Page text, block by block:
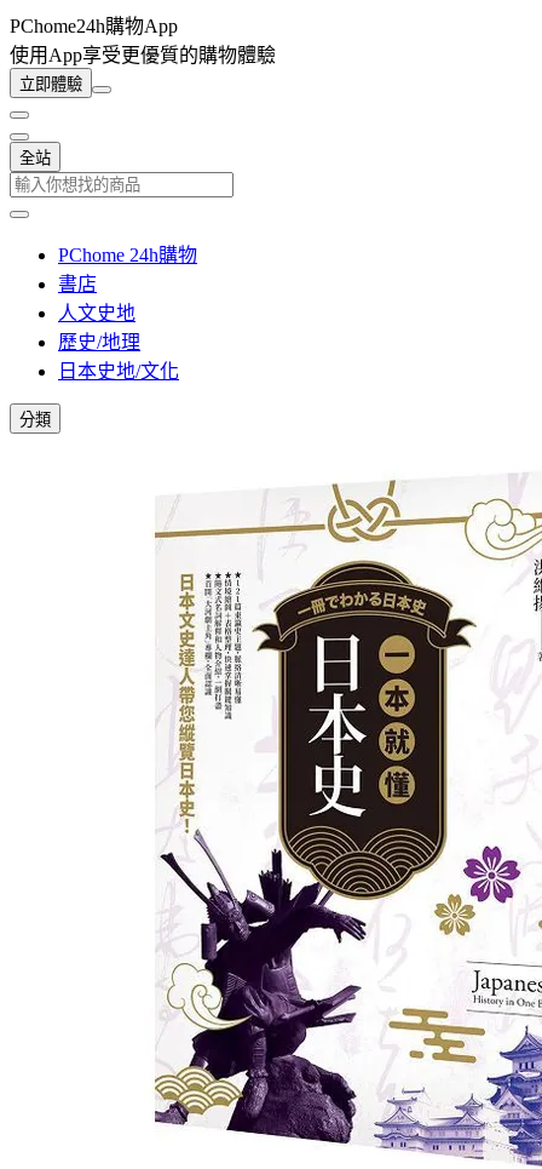
PChome24h購物App
使用App享受更優質的購物體驗
立即體驗
全站
PChome 24h購物
書店
人文史地
歷史/地理
日本史地/文化
分類